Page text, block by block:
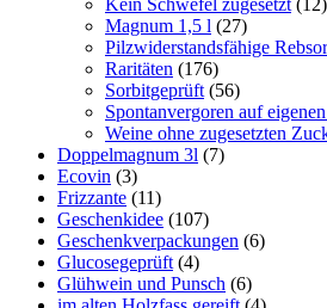
Kein Schwefel zugesetzt (12)
Magnum 1,5 l (27)
Pilzwiderstandsfähige
Raritäten (176)
Sorbitgeprüft (56)
Spontanvergoren auf
Weine ohne zugesetzten
Doppelmagnum 3l (7)
Ecovin (3)
Frizzante (11)
Geschenkidee (107)
Geschenkverpackungen (6)
Glucosegeprüft (4)
Glühwein und Punsch (6)